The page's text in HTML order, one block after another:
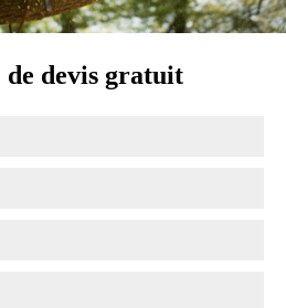
de devis gratuit